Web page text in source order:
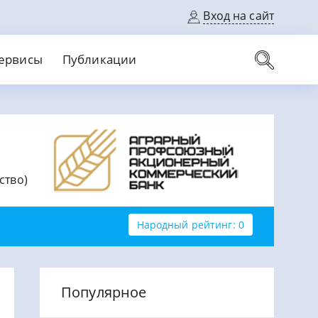
Вход на сайт
Без кредитной истории
Без процентов
Без справок
На банковский счет
На длительный срок
С кэшбеком
Публикации
Народный рейтинг: 0
Популярное